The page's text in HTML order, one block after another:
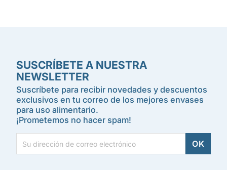
SUSCRÍBETE A NUESTRA
NEWSLETTER
Suscríbete para recibir novedades y descuentos
exclusivos en tu correo de los mejores envases
para uso alimentario.
¡Prometemos no hacer spam!